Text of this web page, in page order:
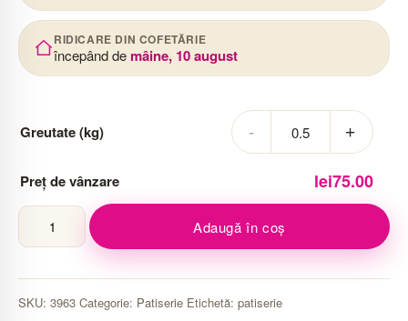
RIDICARE DIN COFETĂRIE
începând demâine, 10 august
Greutate (kg)
Preț de vânzare lei75.00
Cantitate
Fursec
mentă
Adaugă în coș
SKU: 3963 Categorie: Patiserie Etichetă: patiserie